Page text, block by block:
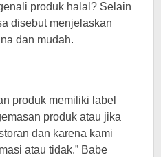
produk halal? Selain
disebut menjelaskan
dan mudah.
produk memiliki label
produk atau jika
dan karena kami
atau tidak.” Babe